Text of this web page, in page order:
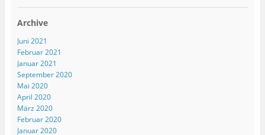
Archive
Juni 2021
Februar 2021
Januar 2021
September 2020
Mai 2020
April 2020
März 2020
Februar 2020
Januar 2020